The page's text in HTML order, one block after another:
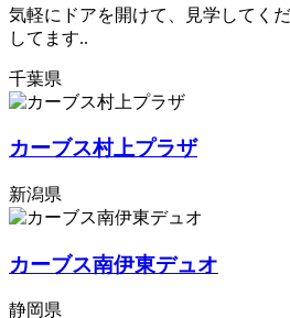
気軽にドアを開けて、見学してく
してます..
千葉県
カーブス村上プラザ
新潟県
カーブス南伊東デュオ
静岡県